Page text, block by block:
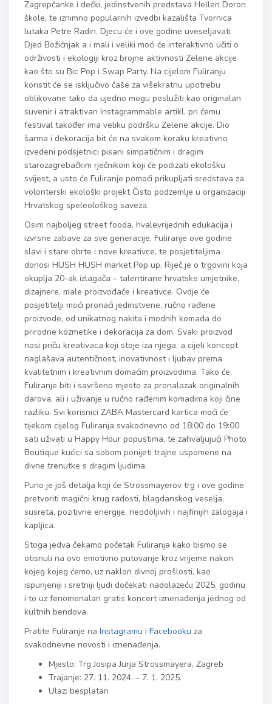
Zagrepčanke i dečki, jedinstvenih predstava Hellen Doron
škole, te iznimno popularnih izvedbi kazališta Tvornica
lutaka Petre Radin. Djecu će i ove godine uveseljavati
Djed Božićnjak a i mali i veliki moći će interaktivno učiti o
održivosti i ekologiji kroz brojne aktivnosti Zelene akcije
kao što su Bic Pop i Swap Party. Na cijelom Fuliranju
koristit će se isključivo čaše za višekratnu upotrebu
oblikovane tako da ujedno mogu poslužiti kao originalan
suvenir i atraktivan Instagrammable artikl, pri čemu
festival također ima veliku podršku Zelene akcije. Dio
šarma i dekoracija bit će na svakom koraku kreativno
izvedeni podsjetnici pisani simpatičnim i dragim
starozagrebačkim rječnikom koji će podizati ekološku
svijest, a usto će Fuliranje pomoći prikupljati sredstava za
volonterski ekološki projekt Čisto podzemlje u organizaciji
Hrvatskog speleološkog saveza.
Osim najboljeg street fooda, hvalevrijednih edukacija i
izvrsne zabave za sve generacije, Fuliranje ove godine
slavi i stare obrte i nove kreativce, te posjetiteljima
donosi HUSH HUSH market Pop up. Riječ je o trgovini koja
okuplja 20-ak izlagača – talentirane hrvatske umjetnike,
dizajnere, male proizvođače i kreativce. Ovdje će
posjetitelji moći pronaći jedinstvene, ručno rađene
proizvode, od unikatnog nakita i modnih komada do
prirodne kozmetike i dekoracija za dom. Svaki proizvod
nosi priču kreativaca koji stoje iza njega, a cijeli koncept
naglašava autentičnost, inovativnost i ljubav prema
kvalitetnim i kreativnim domaćim proizvodima. Tako će
Fuliranje biti i savršeno mjesto za pronalazak originalnih
darova, ali i uživanje u ručno rađenim komadima koji čine
razliku. Svi korisnici ZABA Mastercard kartica moći će
tijekom cijelog Fuliranja svakodnevno od 18:00 do 19:00
sati uživati u Happy Hour popustima, te zahvaljujući Photo
Boutique kućici sa sobom ponijeti trajne uspomene na
divne trenutke s dragim ljudima.
Puno je još detalja koji će Strossmayerov trg i ove godine
pretvoriti magični krug radosti, blagdanskog veselja,
susreta, pozitivne energije, neodoljivih i najfinijih zalogaja i
kapljica.
Stoga jedva čekamo početak Fuliranja kako bismo se
otisnuli na ovo emotivno putovanje kroz vrijeme nakon
kojeg kojeg ćemo, uz naklon divnoj prošlosti, kao
ispunjeniji i sretniji ljudi dočekati nadolazeću 2025. godinu
i to uz fenomenalan gratis koncert iznenađenja jednog od
kultnih bendova.
Pratite Fuliranje na Instagramu i Facebooku za
svakodnevne novosti i iznenađenja.
Mjesto: Trg Josipa Jurja Strossmayera, Zagreb
Trajanje: 27. 11. 2024. – 7. 1. 2025.
Ulaz: besplatan